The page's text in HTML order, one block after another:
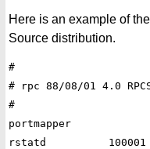
Here is an example of
Source distribution.
#
# rpc 88/08/01 4.0
#
portmapper		100000	portmap sunrpc
rstatd		100001	rstat rstat_svc rup perfmeter